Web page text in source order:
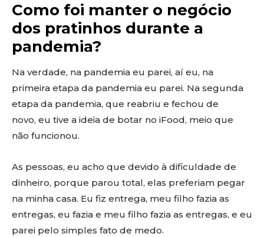
Como foi manter o negócio
dos pratinhos durante a
pandemia?
Na verdade, na pandemia eu parei, aí eu, na
primeira etapa da pandemia eu parei. Na segunda
etapa da pandemia, que reabriu e fechou de
novo, eu tive a ideia de botar no iFood, meio que
não funcionou.
As pessoas, eu acho que devido à dificuldade de
dinheiro, porque parou total, elas preferiam pegar
na minha casa. Eu fiz entrega, meu filho fazia as
entregas, eu fazia e meu filho fazia as entregas, e eu
parei pelo simples fato de medo.